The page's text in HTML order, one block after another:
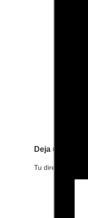
Deja una
Tu dirección de